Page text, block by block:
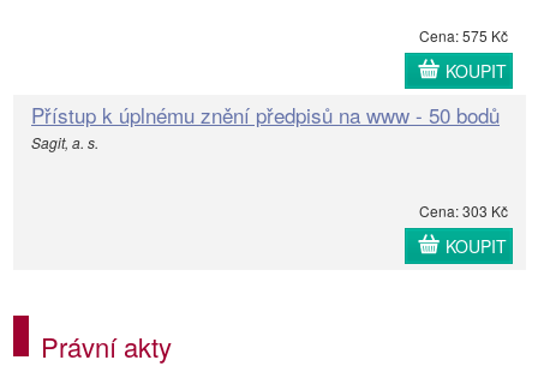
Cena: 575 Kč
KOUPIT
Přístup k úplnému znění předpisů na www - 50 bodů
Sagit, a. s.
Cena: 303 Kč
KOUPIT
Právní akty